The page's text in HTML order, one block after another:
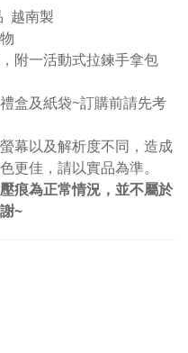
越南製
附一活動式拉鍊手拿包
盒及紙袋~訂購前請先考
幕以及解析度不同，造成
更佳，請以實品為準。
痕為正常情況，並不屬於
~